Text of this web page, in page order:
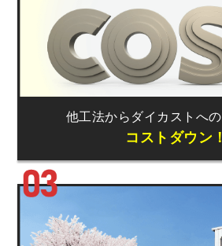
他工法からダイカストへの
コストダウン！